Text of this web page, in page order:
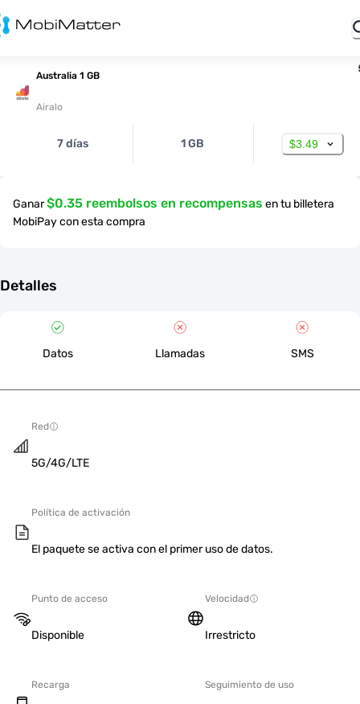
Australia 1 GB
Airalo
7 días 1 GB $3.49
Ganar$0.35 reembolsos en recompensas en tu billetera
MobiPay con esta compra
Detalles
Datos Llamadas SMS
Red
5G/4G/LTE
Política de activación
El paquete se activa con el primer uso de datos.
Punto de acceso
Disponible
Velocidad
Irrestricto
Recarga Seguimiento de uso